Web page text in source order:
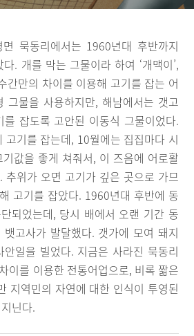
묵동리에서는 1960년대 후반까지
. 개를 막는 그물이라 하여 ‘개맥이’,
간만의 차이를 이용해 고기를 잡는 어
그물을 사용하지만, 해남에서는 갯고
잡도록 고안된 이동식 그물이었다.
고기를 잡는데, 10월에는 집집마다 시
값을 좋게 쳐줘서, 이 즈음에 어로활
추위가 오면 고기가 깊은 곳으로 가므
고기를 잡았다. 1960년대 후반에 동
되었는데, 당시 배에서 오랜 기간 동
고사가 발달했다. 갯가에 모여 돼지
일을 빌었다. 지금은 사라진 묵동리
이를 이용한 전통어업으로, 비록 짧은
지역민의 자연에 대한 인식이 투영된
닌다.